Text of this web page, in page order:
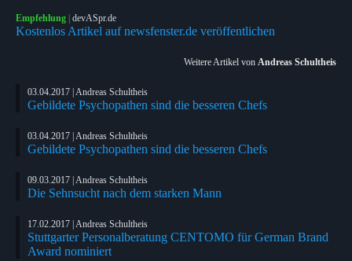
Empfehlung | devASpr.de
Kostenlos Artikel auf newsfenster.de veröffentlichen
Weitere Artikel von Andreas Schultheis
03.04.2017 | Andreas Schultheis
Gebildete Psychopathen sind die besseren Chefs
03.04.2017 | Andreas Schultheis
Gebildete Psychopathen sind die besseren Chefs
09.03.2017 | Andreas Schultheis
Die Sehnsucht nach dem starken Mann
17.02.2017 | Andreas Schultheis
Stuttgarter Personalberatung CENTOMO für German Brand
Award nominiert